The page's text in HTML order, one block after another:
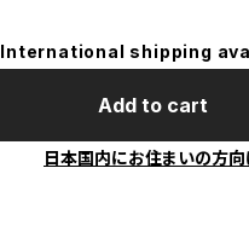
International shipping
Add to cart
日本国内にお住まいの方向